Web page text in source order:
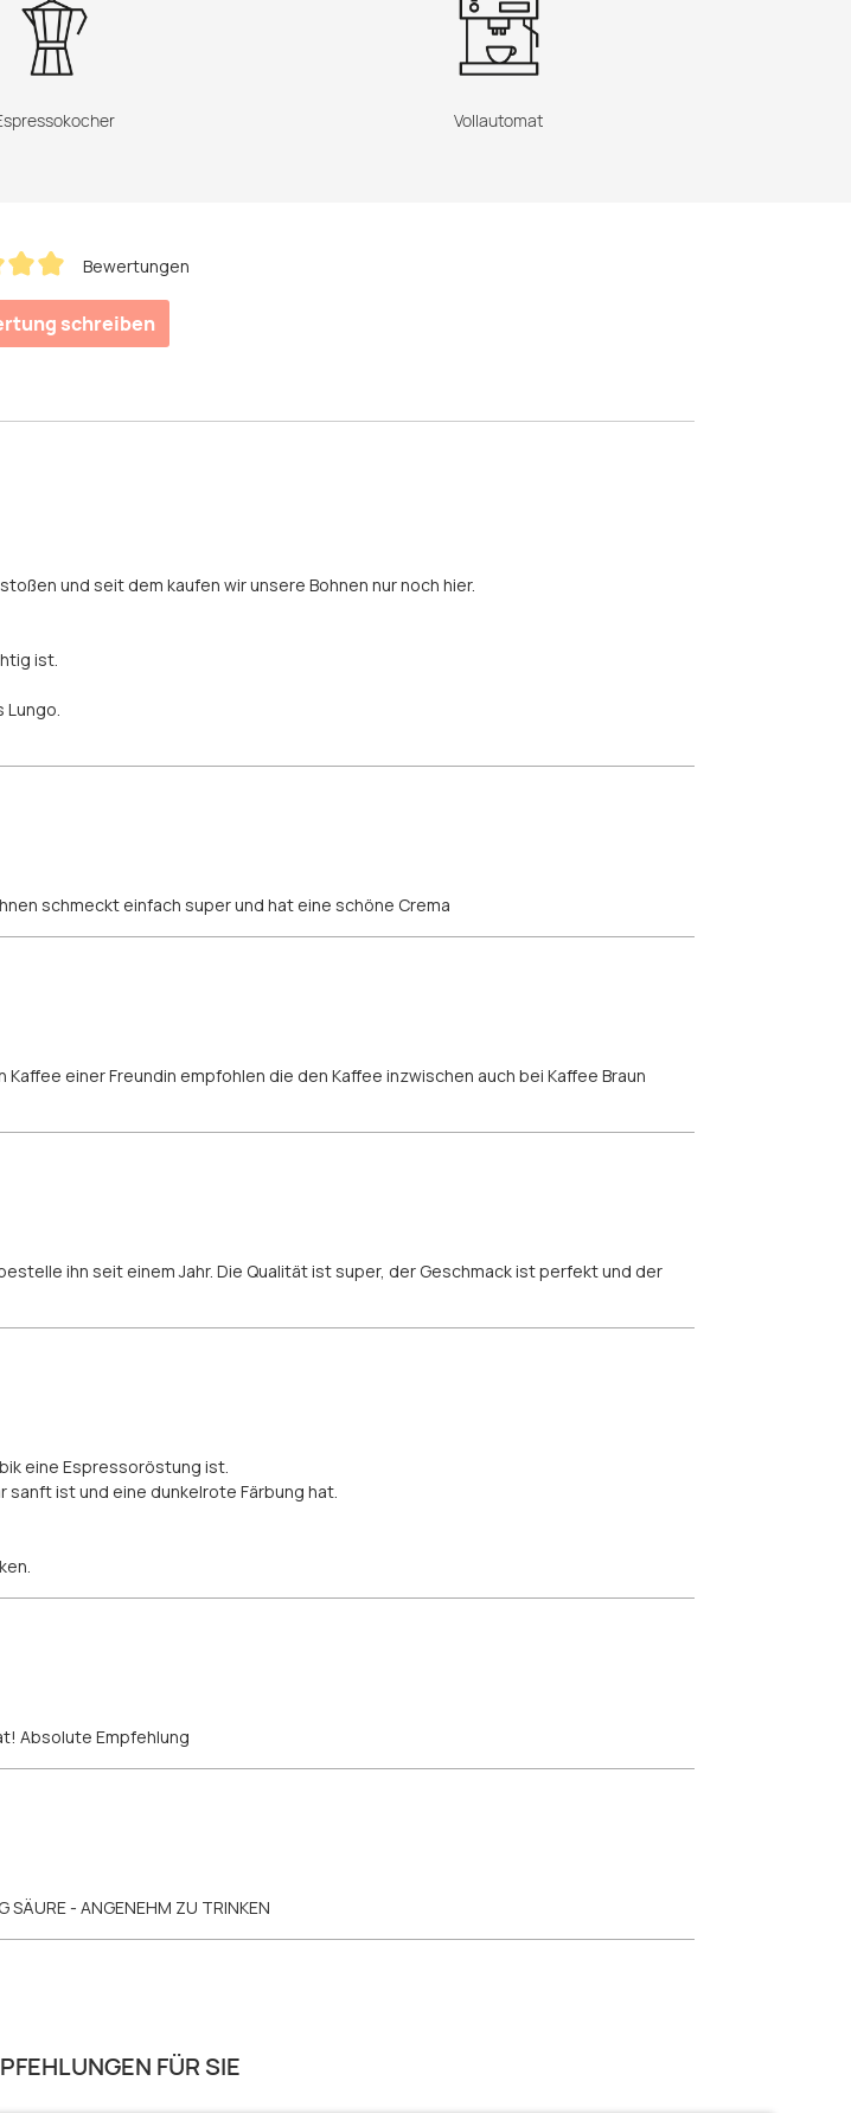
Vollautomat
Bewertungen
schreiben
und seit dem kaufen wir unsere Bohnen nur noch hier.
ist.
Lungo.
schmeckt einfach super und hat eine schöne Crema
einer Freundin empfohlen die den Kaffee inzwischen auch bei Kaffee Braun
ihn seit einem Jahr. Die Qualität ist super, der Geschmack ist perfekt und der
eine Espressoröstung ist.
sanft ist und eine dunkelrote Färbung hat.
Absolute Empfehlung
SÄURE - ANGENEHM ZU TRINKEN
FÜR SIE